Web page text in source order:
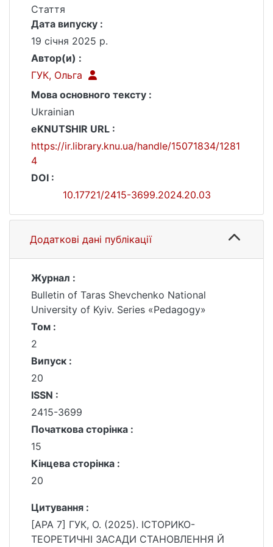
Стаття
Дата випуску :
19 січня 2025 р.
Автор(и) :
ГУК, Ольга
Мова основного тексту :
Ukrainian
eKNUTSHIR URL :
https://ir.library.knu.ua/handle/15071834/1281
4
DOI :
10.17721/2415-3699.2024.20.03
Додаткові дані публікації
Журнал :
Bulletin of Taras Shevchenko National
University of Kyiv. Series «Pedagogy»
Том :
2
Випуск :
20
ISSN :
2415-3699
Початкова сторінка :
15
Кінцева сторінка :
20
Цитування :
[APA 7] ГУК, О. (2025). ІСТОРИКО-
ТЕОРЕТИЧНІ ЗАСАДИ СТАНОВЛЕННЯ Й